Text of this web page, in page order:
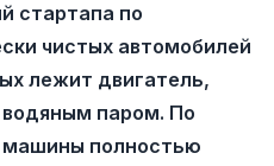
стартапа по
чистых автомобилей
лежит двигатель,
паром. По
полностью